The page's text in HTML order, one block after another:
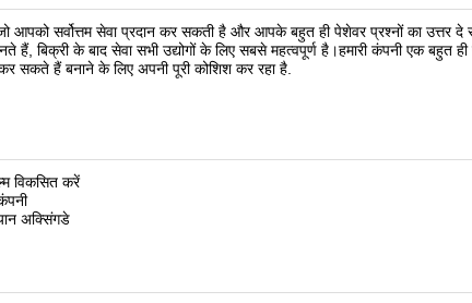
आपको सर्वोत्तम सेवा प्रदान कर सकती है और आपके बहुत ही पेशेवर प्रश्नों का
बिक्री के बाद सेवा सभी उद्योगों के लिए सबसे महत्वपूर्ण है।हमारी कंपनी एक बहुत
सकते हैं बनाने के लिए अपनी पूरी कोशिश कर रहा है.
विकसित करें
अक्सिंगडे